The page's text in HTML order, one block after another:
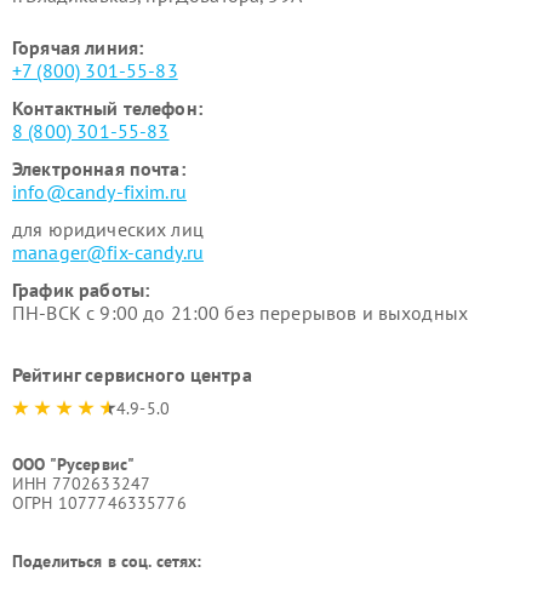
Горячая линия:
+7 (800) 301-55-83
Контактный телефон:
8 (800) 301-55-83
Электронная почта:
info@candy-fixim.ru
для юридических лиц
manager@fix-candy.ru
График работы:
ПН-ВСК с 9:00 до 21:00 без перерывов и выходных
Рейтинг сервисного центра
4.9-5.0
ООО "Русервис"
ИНН 7702633247
ОГРН 1077746335776
Поделиться в соц. сетях: